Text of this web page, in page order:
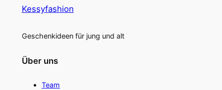
Kessyfashion
Geschenkideen für jung und alt
Über uns
Team